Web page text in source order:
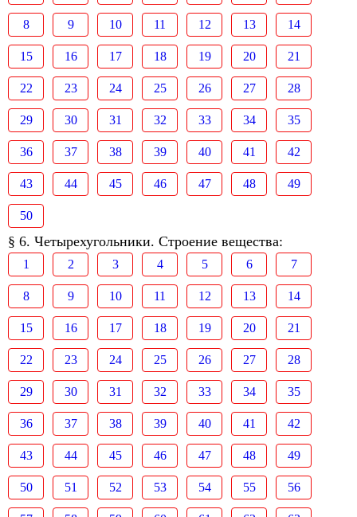
8 9 10 11 12 13 14
15 16 17 18 19 20 21
22 23 24 25 26 27 28
29 30 31 32 33 34 35
36 37 38 39 40 41 42
43 44 45 46 47 48 49
50
§ 6. Четырехугольники. Строение вещества:
1 2 3 4 5 6 7
8 9 10 11 12 13 14
15 16 17 18 19 20 21
22 23 24 25 26 27 28
29 30 31 32 33 34 35
36 37 38 39 40 41 42
43 44 45 46 47 48 49
50 51 52 53 54 55 56